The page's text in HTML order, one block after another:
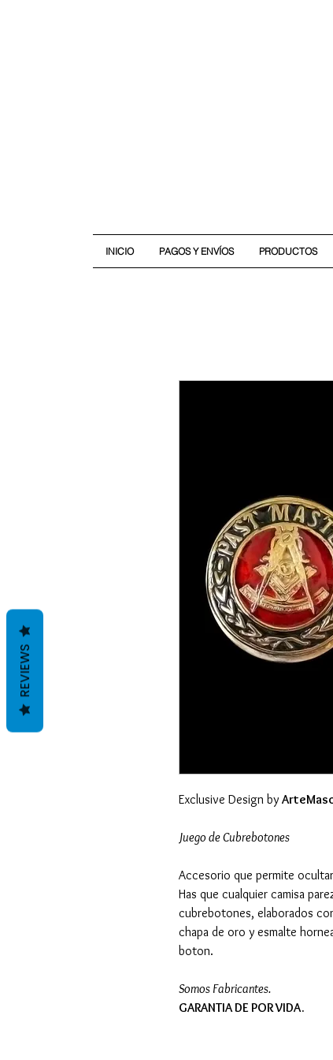
INICIO PAGOS Y ENVÍOS PRODUCTOS
Exclusive Design by
Juego de Cubrebotones
Accesorio que permite
Has que cualquier camisa
cubrebotones, elaborados
chapa de oro y esmalte
boton.
Somos Fabricantes.
GARANTIA DE POR VIDA.
REVIEWS